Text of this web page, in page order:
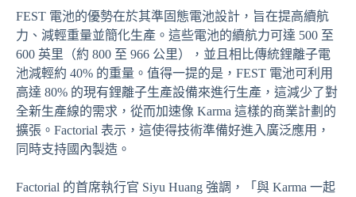
FEST 電池的優勢在於其準固態電池設計，旨在提高續航
力、減輕重量並簡化生產。這些電池的續航力可達 500 至
600 英里（約 800 至 966 公里），並且相比傳統鋰離子電
池減輕約 40% 的重量。值得一提的是，FEST 電池可利用
高達 80% 的現有鋰離子生產設備來進行生產，這減少了對
全新生產線的需求，從而加速像 Karma 這樣的商業計劃的
擴張。Factorial 表示，這使得技術準備好進入廣泛應用，
同時支持國內製造。
Factorial 的首席執行官 Siyu Huang 強調，「與 Karma 一起